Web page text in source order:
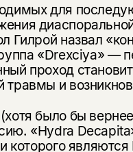
для
Гилрой назвал
«Drexciya» —
проход
травмы и
было бы
«Hydra
которого